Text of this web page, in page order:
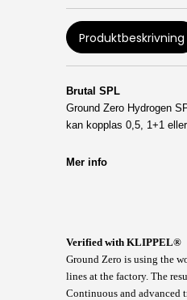
Produktbeskrivning
Brutal SPL
Ground Zero Hydrogen
kan kopplas 0,5, 1+1
Mer info
Verified with KLIPPEL®
Ground Zero is using the
lines at the factory. The
Continuous and advanced